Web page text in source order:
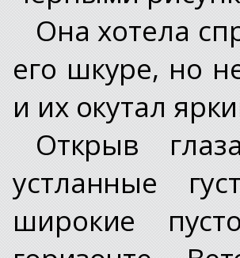
Она хотела
его шкуре, но
и их окутал
Открыв
устланные
широкие